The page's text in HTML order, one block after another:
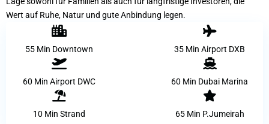
Wert auf Ruhe, Natur und gute Anbindung legen.
55 Min Downtown 35 Min Airport DXB
60 Min Airport DWC 60 Min Dubai Marina
10 Min Strand 65 Min P.Jumeirah